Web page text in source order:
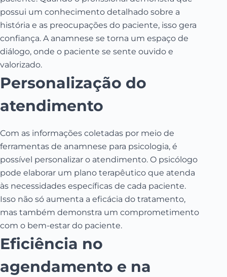
possui um conhecimento detalhado sobre a
história e as preocupações do paciente, isso gera
confiança. A anamnese se torna um espaço de
diálogo, onde o paciente se sente ouvido e
valorizado.
Personalização do
atendimento
Com as informações coletadas por meio de
ferramentas de anamnese para psicologia, é
possível personalizar o atendimento. O psicólogo
pode elaborar um plano terapêutico que atenda
às necessidades específicas de cada paciente.
Isso não só aumenta a eficácia do tratamento,
mas também demonstra um comprometimento
com o bem-estar do paciente.
Eficiência no
agendamento e na